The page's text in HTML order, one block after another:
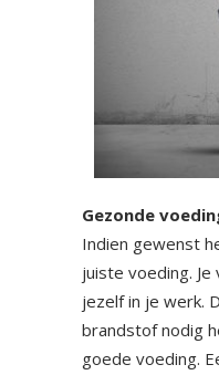
Gezonde
Indien gewenst
juiste voeding.
jezelf in je werk.
brandstof nodig
goede voeding.